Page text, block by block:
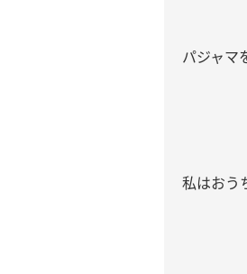
パジャマ
私はおう